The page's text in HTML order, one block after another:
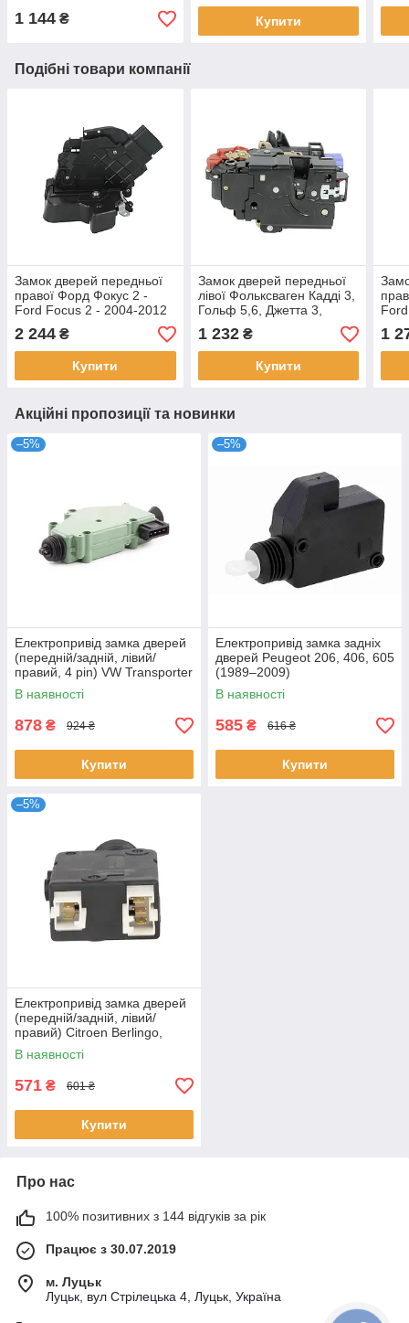
1 144 ₴ Купити
Подібні товари компанії
Замок дверей передньої
правої Форд Фокус 2 -
Ford Focus 2 - 2004-2012
2 244 ₴
Купити
Замок дверей передньої
лівої Фольксваген Кадді 3,
Гольф 5,6, Джетта 3,
1 232₴
Купити
1
Акційні пропозиції та новинки
–5%
Електропривід замка дверей
(передній/задній, лівий/
правий, 4 pin) VW Transporter
T4 (1990-2003)
В наявності
878 ₴ 924 ₴
Купити
–5%
Електропривід замка задніх
дверей Peugeot 206, 406, 605
(1989–2009)
В наявності
585 ₴ 616 ₴
Купити
–5%
Електропривід замка дверей
(передній/задній, лівий/
правий) Citroen Berlingo,
Peugeot 106, 405 Partner
В наявності
571 ₴ 601 ₴
Купити
Про нас
100% позитивних з 144 відгуків за рік
Працює з 30.07.2019
м. Луцьк
Луцьк, вул Стрілецька 4, Луцьк, Україна